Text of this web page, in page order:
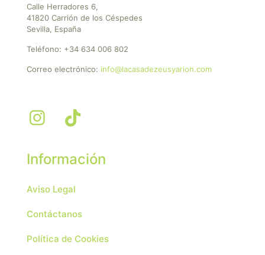
Calle Herradores 6,
41820 Carrión de los Céspedes
Sevilla, España
Teléfono: +34 634 006 802
Correo electrónico: info@lacasadezeusyarion.com
Información
Aviso Legal
Contáctanos
Política de Cookies